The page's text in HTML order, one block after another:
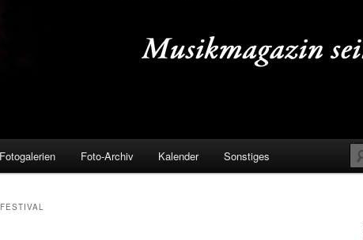
Fotogalerien Foto-Archiv Kalender Sonstiges